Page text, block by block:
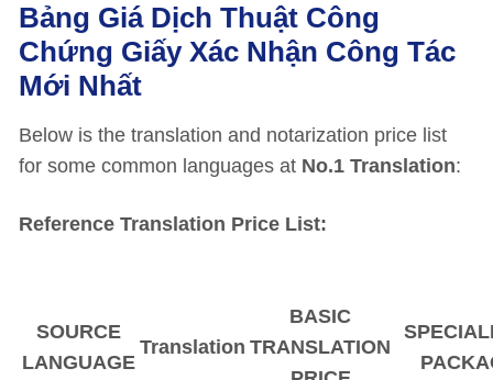
Bảng Giá Dịch Thuật Công
Chứng Giấy Xác Nhận Công Tác
Mới Nhất
Below is the translation and notarization price list
for some common languages at No.1 Translation:
Reference Translation Price List:
SOURCE
LANGUAGE
Translation
BASIC
TRANSLATION